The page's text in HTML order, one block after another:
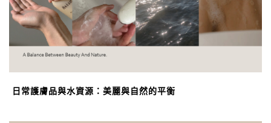
日常護膚品與水資源：美麗與自然的平衡